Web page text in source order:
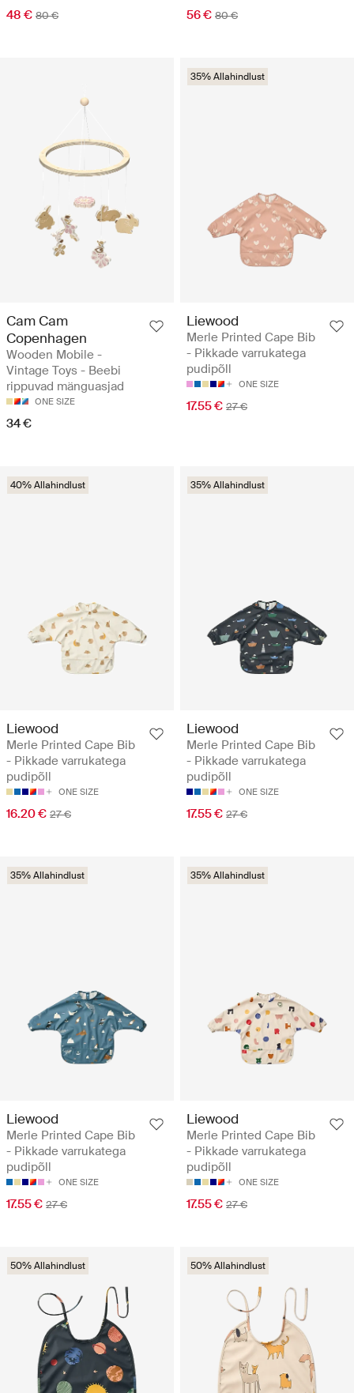
48 € 80 € 56 € 80 €
Cam Cam
Copenhagen
Wooden Mobile -
Vintage Toys - Beebi
rippuvad mänguasjad
ONE SIZE
34 €
35% Allahindlust
Liewood
Merle Printed Cape Bib
- Pikkade varrukatega
pudipõll
ONE SIZE
17.55 € 27 €
40% Allahindlust
Liewood
Merle Printed Cape Bib
- Pikkade varrukatega
pudipõll
ONE SIZE
16.20 € 27 €
35% Allahindlust
Liewood
Merle Printed Cape Bib
- Pikkade varrukatega
pudipõll
ONE SIZE
17.55 € 27 €
35% Allahindlust
Liewood
Merle Printed Cape Bib
- Pikkade varrukatega
pudipõll
ONE SIZE
17.55 € 27 €
35% Allahindlust
Liewood
Merle Printed Cape Bib
- Pikkade varrukatega
pudipõll
ONE SIZE
17.55 € 27 €
50% Allahindlust 50% Allahindlust